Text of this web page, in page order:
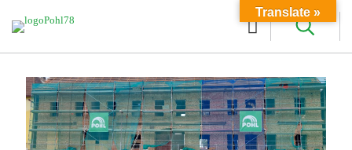
Translate »